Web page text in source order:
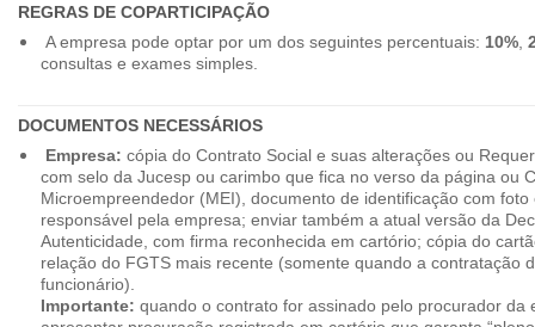
REGRAS DE COPARTICIPAÇÃO
A empresa pode optar por um dos seguintes percentuais: 10%,
consultas e exames simples.
DOCUMENTOS NECESSÁRIOS
Empresa: cópia do Contrato Social e suas alterações ou
com selo da Jucesp ou carimbo que fica no verso da página ou
Microempreendedor (MEI), documento de identificação com foto
responsável pela empresa; enviar também a atual versão da
Autenticidade, com firma reconhecida em cartório; cópia do
relação do FGTS mais recente (somente quando a contratação
funcionário).
Importante: quando o contrato for assinado pelo procurador da